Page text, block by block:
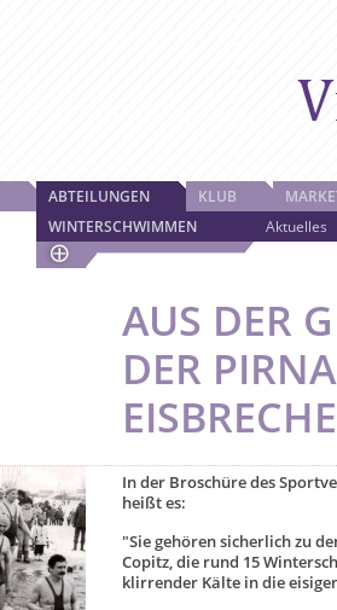
ABTEILUNGEN
WINTERSCHWIMMEN
Aktuelles
KLUB
AUS DER
DER
In der Broschüre des
heißt es:
"Sie gehören sicherlich zu
Copitz, die rund 15
klirrender Kälte in die